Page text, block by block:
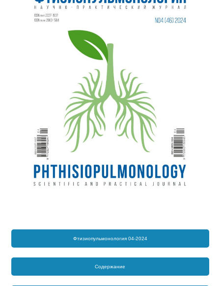
Фтизиопульмонология 04-2024
Содержание